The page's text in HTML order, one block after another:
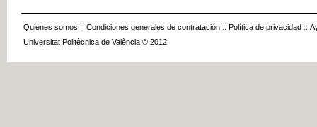
Quienes somos :: Condiciones generales de contratación :: Política de privacidad ::
Universitat Politècnica de València © 2012